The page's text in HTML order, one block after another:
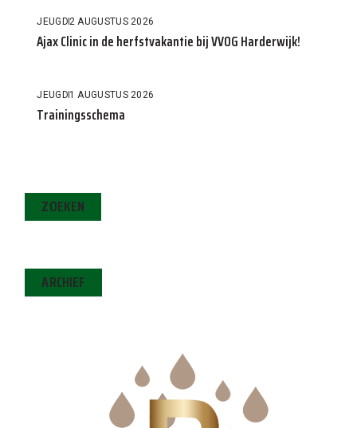
JEUGD2 AUGUSTUS 2026
Ajax Clinic in de herfstvakantie bij VVOG Harderwijk!
JEUGD1 AUGUSTUS 2026
Trainingsschema
ZOEKEN
ARCHIEF